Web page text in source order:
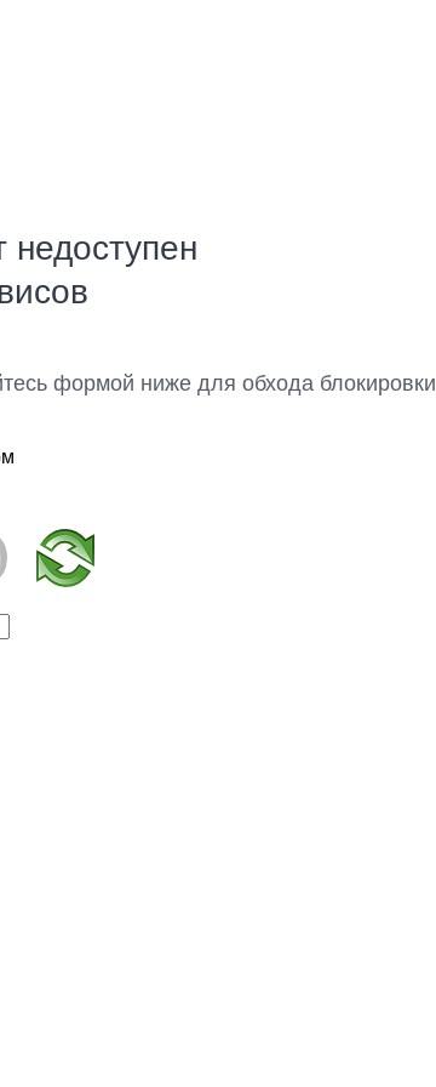
формой ниже для обхода блокировки